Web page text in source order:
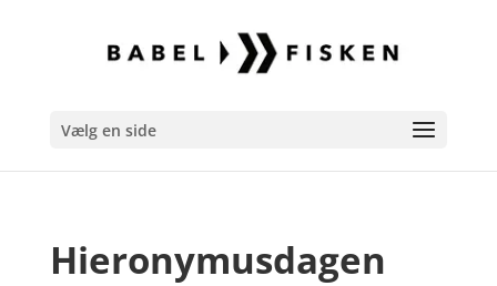
Vælg en side
Hieronymusdagen